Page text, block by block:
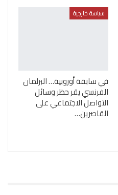
سياسة خارجية
في سابقة أوروبية… البرلمان
الفرنسي يقر حظر وسائل
التواصل الاجتماعي على
القاصرين…